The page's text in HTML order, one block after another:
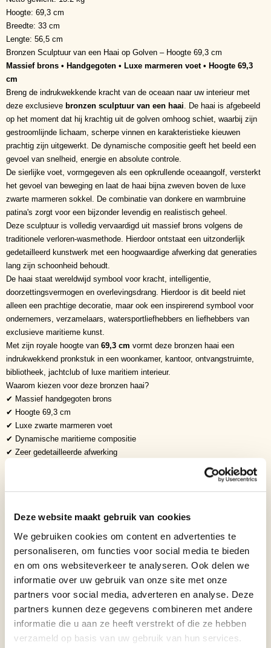
Deze website maakt gebruik van cookies
We gebruiken cookies om content en advertenties te
personaliseren, om functies voor social media te bieden
en om ons websiteverkeer te analyseren. Ook delen we
informatie over uw gebruik van onze site met onze
partners voor social media, adverteren en analyse. Deze
partners kunnen deze gegevens combineren met andere
informatie die u aan ze heeft verstrekt of die ze hebben
verzameld op basis van uw gebruik van hun services.
Hoogte: 69,3 cm
Breedte: 33 cm
Lengte: 56,5 cm
Bronzen Sculptuur van een Haai op Golven – Hoogte 69,3 cm
Massief brons • Handgegoten • Luxe marmeren voet • Hoogte 69,3
cm
Breng de indrukwekkende kracht van de oceaan naar uw interieur met
deze exclusieve bronzen sculptuur van een haai . De haai is afgebeeld
op het moment dat hij krachtig uit de golven omhoog schiet, waarbij zijn
gestroomlijnde lichaam, scherpe vinnen en karakteristieke kieuwen
prachtig zijn uitgewerkt. De dynamische compositie geeft het beeld een
gevoel van snelheid, energie en absolute controle.
De sierlijke voet, vormgegeven als een opkrullende oceaangolf, versterkt
het gevoel van beweging en laat de haai bijna zweven boven de luxe
zwarte marmeren sokkel. De combinatie van donkere en warmbruine
patina's zorgt voor een bijzonder levendig en realistisch geheel.
Deze sculptuur is volledig vervaardigd uit massief brons volgens de
traditionele verloren-wasmethode. Hierdoor ontstaat een uitzonderlijk
gedetailleerd kunstwerk met een hoogwaardige afwerking dat generaties
lang zijn schoonheid behoudt.
De haai staat wereldwijd symbool voor kracht, intelligentie,
doorzettingsvermogen en overlevingsdrang. Hierdoor is dit beeld niet
alleen een prachtige decoratie, maar ook een inspirerend symbool voor
ondernemers, verzamelaars, watersportliefhebbers en liefhebbers van
exclusieve maritieme kunst.
Met zijn royale hoogte van 69,3 cm vormt deze bronzen haai een
indrukwekkend pronkstuk in een woonkamer, kantoor, ontvangstruimte,
bibliotheek, jachtclub of luxe maritiem interieur.
Waarom kiezen voor deze bronzen haai?
✔ Massief handgegoten brons
✔ Hoogte 69,3 cm
✔ Luxe zwarte marmeren voet
✔ Dynamische maritieme compositie
✔ Zeer gedetailleerde afwerking
Symboliek
Kracht
Moed
Vrijheid
Intelligentie
Leiderschap
Bescherming
Overlevingskracht
Zelfvertrouwen
Succes